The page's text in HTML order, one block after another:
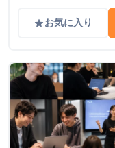
gradeお気に入り